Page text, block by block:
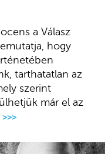
a Válasz
hogy
tarthatatlan az
szerint
már el az
>>>